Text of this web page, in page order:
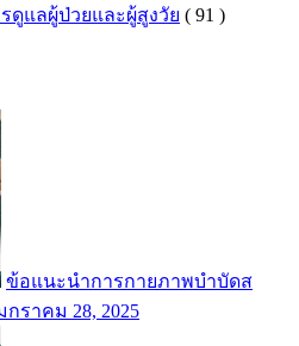
ดูแลผู้ป่วยและผู้สูงวัย ( 91 )
ข้อแนะนำการกายภาพบำบัดส
กราคม 28, 2025